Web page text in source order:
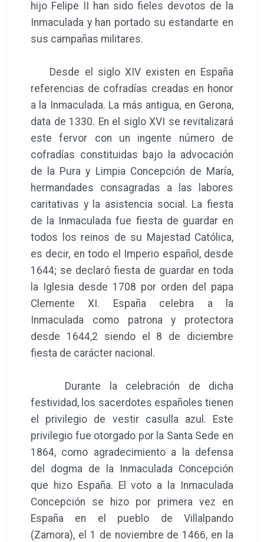
hijo Felipe II han sido fieles devotos de la
Inmaculada y han portado su estandarte en
sus campañas militares.
Desde el siglo XIV existen en España
referencias de cofradías creadas en honor
a la Inmaculada. La más antigua, en Gerona,
data de 1330. En el siglo XVI se revitalizará
este fervor con un ingente número de
cofradías constituidas bajo la advocación
de la Pura y Limpia Concepción de María,
hermandades consagradas a las labores
caritativas y la asistencia social. La fiesta
de la Inmaculada fue fiesta de guardar en
todos los reinos de su Majestad Católica,
es decir, en todo el Imperio español, desde
1644; se declaró fiesta de guardar en toda
la Iglesia desde 1708 por orden del papa
Clemente XI. España celebra a la
Inmaculada como patrona y protectora
desde 1644,2 siendo el 8 de diciembre
fiesta de carácter nacional.
Durante la celebración de dicha
festividad, los sacerdotes españoles tienen
el privilegio de vestir casulla azul. Este
privilegio fue otorgado por la Santa Sede en
1864, como agradecimiento a la defensa
del dogma de la Inmaculada Concepción
que hizo España. El voto a la Inmaculada
Concepción se hizo por primera vez en
España en el pueblo de Villalpando
(Zamora), el 1 de noviembre de 1466, en la